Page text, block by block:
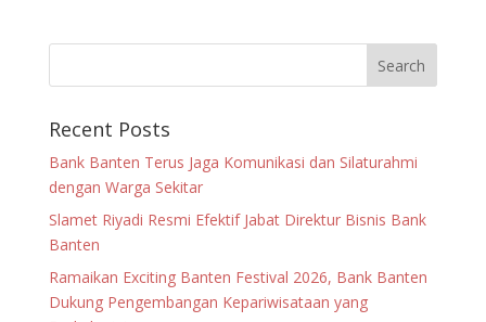
Recent Posts
Bank Banten Terus Jaga Komunikasi dan Silaturahmi
dengan Warga Sekitar
Slamet Riyadi Resmi Efektif Jabat Direktur Bisnis Bank
Banten
Ramaikan Exciting Banten Festival 2026, Bank Banten
Dukung Pengembangan Kepariwisataan yang